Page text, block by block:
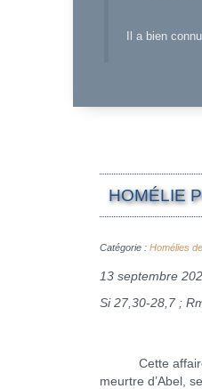
Il a bien
HOMÉLIE
Catégorie : Homélies
13 septembre
Si 27,30-28,7 ;
Cette affaire
meurtre d’Abel,